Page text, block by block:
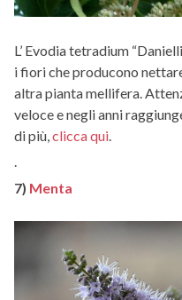
L’ Evodia tetradium
i fiori che producono
altra pianta mellifera.
veloce e negli anni
di più, clicca qui
.
7) Menta